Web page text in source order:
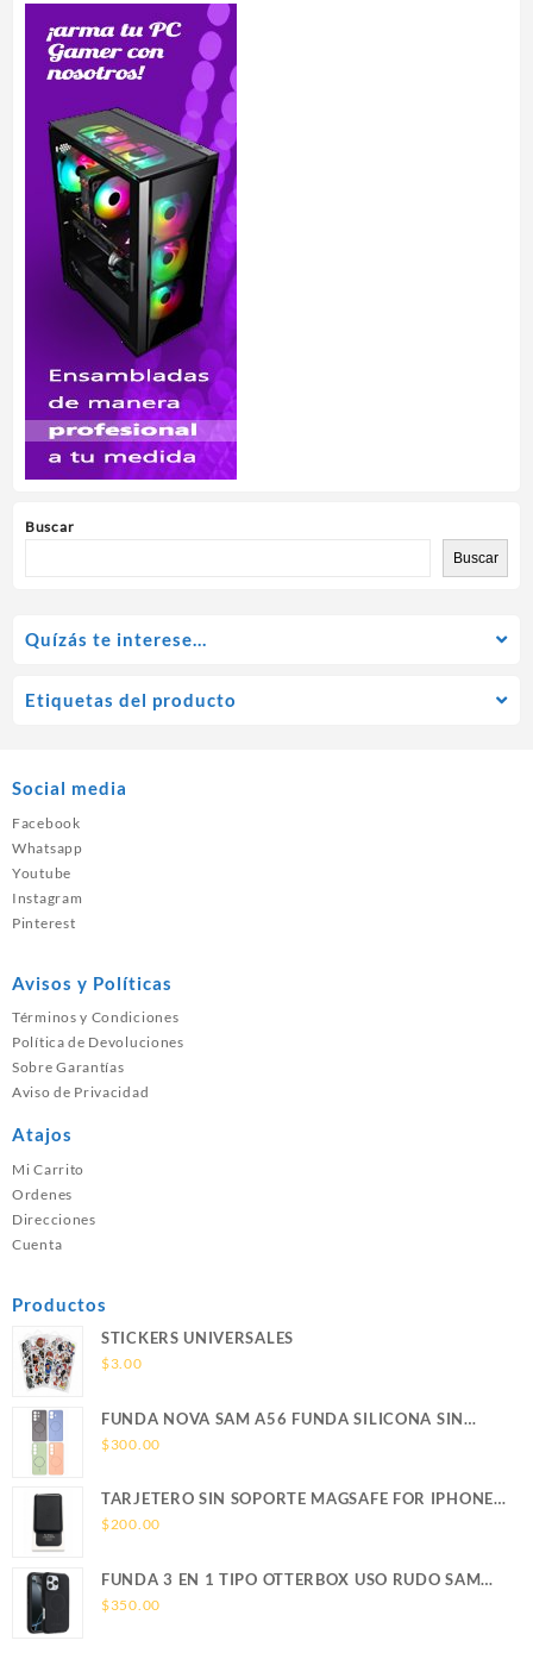
Buscar
Buscar
Quízás te interese…
Etiquetas del producto
Social media
Facebook
Whatsapp
Youtube
Instagram
Pinterest
Avisos y Políticas
Términos y Condiciones
Política de Devoluciones
Sobre Garantías
Aviso de Privacidad
Atajos
Mi Carrito
Ordenes
Direcciones
Cuenta
Productos
STICKERS UNIVERSALES
$3.00
FUNDA NOVA SAM A56 FUNDA SILICONA SIN
SOPORTE MAGNETICO SAMSUNG
$300.00
TARJETERO SIN SOPORTE MAGSAFE FOR IPHONE
LEATHER WALLET MAGSAFE
$200.00
FUNDA 3 EN 1 TIPO OTTERBOX USO RUDO SAM
S26 ULTRA SAMSUNG S26 ULTRA
$350.00